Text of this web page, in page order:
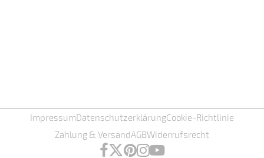
ImpressumDatenschutzerklärungCookie-Richtlinie
Zahlung & VersandAGBWiderrufsrecht